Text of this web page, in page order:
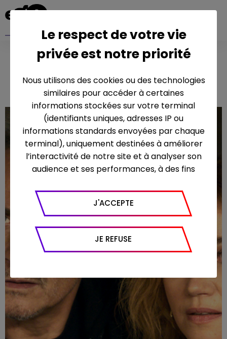
ALICE NEVERS
Le respect de votre vie
privée est notre priorité
Nous utilisons des cookies ou des technologies
similaires pour accéder à certaines
informations stockées sur votre terminal
(identifiants uniques, adresses IP ou
informations standards envoyées par chaque
terminal), uniquement destinées à améliorer
l’interactivité de notre site et à analyser son
audience et ses performances, à des fins
Google Analytics pour générer des rapports
sur le trafic (nombre de visites, temps passé
sur le site, nombre de pages vues en moyenne,
appareil et navigateur utilisé, emplacement
géographique), l’origine du trafic et la
J'ACCEPTE
JE REFUSE